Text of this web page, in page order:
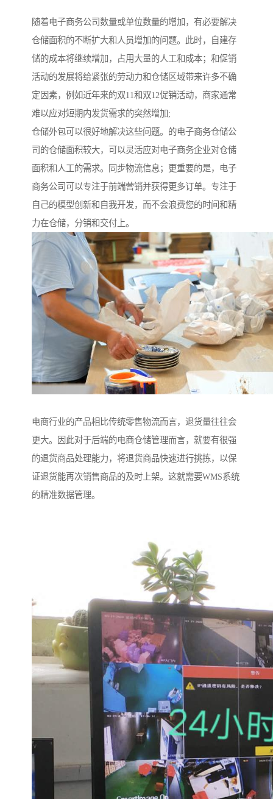
随着电子商务公司数量或单位数量的增加，有必要解决
仓储面积的不断扩大和人员增加的问题。此时，自建存
储的成本将继续增加，占用大量的人工和成本；和促销
活动的发展将给紧张的劳动力和仓储区域带来许多不确
定因素，例如近年来的双11和双12促销活动，商家通常
难以应对短期内发货需求的突然增加;
仓储外包可以很好地解决这些问题。的电子商务仓储公
司的仓储面积较大，可以灵活应对电子商务企业对仓储
面积和人工的需求。同步物流信息；更重要的是，电子
商务公司可以专注于前端营销并获得更多订单。专注于
自己的模型创新和自我开发，而不会浪费您的时间和精
力在仓储，分销和交付上。
电商行业的产品相比传统零售物流而言，退货量往往会
更大。因此对于后端的电商仓储管理而言，就要有很强
的退货商品处理能力，将退货商品快速进行挑拣，以保
证退货能再次销售商品的及时上架。这就需要WMS系统
的精准数据管理。